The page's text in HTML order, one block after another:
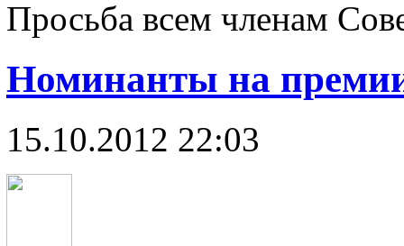
Просьба всем членам
Номинанты на
15.10.2012 22:03